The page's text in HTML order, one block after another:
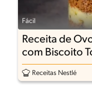
Fácil
Receita de
com Biscoito
Receitas Nestlé